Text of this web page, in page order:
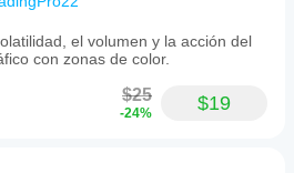
el volumen y la acción del
con zonas de color.
$25
-24% $19